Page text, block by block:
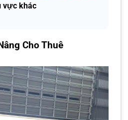
vực khác
Cho Thuê